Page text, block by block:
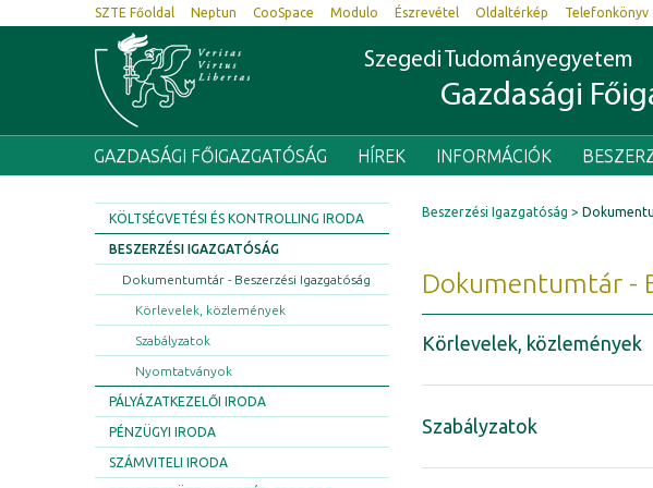
SZTE Főoldal Neptun CooSpace Modulo Észrevétel Oldaltérkép Telefonkönyv
Szegedi Tudományegyetem
Gazdasági
GAZDASÁGI FŐIGAZGATÓSÁG HÍREK INFORMÁCIÓK
KÖLTSÉGVETÉSI ÉS KONTROLLING IRODA
BESZERZÉSI IGAZGATÓSÁG
Dokumentumtár - Beszerzési Igazgatóság
Körlevelek, közlemények
Szabályzatok
Nyomtatványok
PÁLYÁZATKEZELŐI IRODA
PÉNZÜGYI IRODA
SZÁMVITELI IRODA
Beszerzési Igazgatóság
Dokumentumtár -
Körlevelek, közlemények
Szabályzatok